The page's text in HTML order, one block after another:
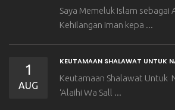
Saya Memeluk Islam sebagai
Kehilangan Iman kepa ...
1
AUG
KEUTAMAAN SHALAWAT UNTUK
Keutamaan Shalawat Untuk
‘Alaihi Wa Sall ...